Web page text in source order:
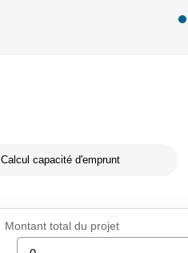
Calcul capacité d'emprunt